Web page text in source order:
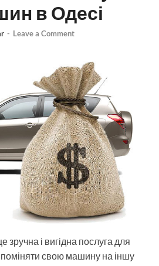
в Одесі
- Leave a Comment
зручна і вигідна послуга для
поміняти свою машину на іншу